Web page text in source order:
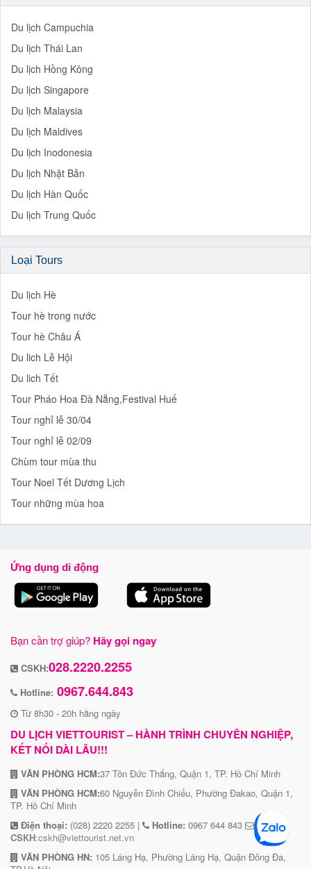
Du lịch Campuchia
Du lịch Thái Lan
Du lịch Hồng Kông
Du lịch Singapore
Du lịch Malaysia
Du lịch Maldives
Du lịch Inodonesia
Du lịch Nhật Bản
Du lịch Hàn Quốc
Du lịch Trung Quốc
Loại Tours
Du lịch Hè
Tour hè trong nước
Tour hè Châu Á
Du lich Lễ Hội
Du lich Tết
Tour Pháo Hoa Đà Nẵng,Festival Huế
Tour nghỉ lễ 30/04
Tour nghỉ lễ 02/09
Chùm tour mùa thu
Tour Noel Tết Dương Lịch
Tour những mùa hoa
Ứng dụng di động
Bạn cần trợ giúp? Hãy gọi ngay
CSKH:028.2220.2255
Hotline: 0967.644.843
Từ 8h30 - 20h hằng ngày
DU LỊCH VIETTOURIST – HÀNH TRÌNH CHUYÊN NGHIỆP,
KẾT NỐI DÀI LÂU!!!
VĂN PHÒNG HCM:37 Tôn Đức Thắng, Quận 1, TP. Hồ Chí Minh
VĂN PHÒNG HCM:60 Nguyễn Đình Chiểu, Phường Đakao, Quận 1,
TP. Hồ Chí Minh
Điện thoại: (028) 2220 2255 | Hotline: 0967 644 843
CSKH:cskh@viettourist.net.vn
VĂN PHÒNG HN: 105 Láng Hạ, Phường Láng Hạ, Quận Đông Đa,